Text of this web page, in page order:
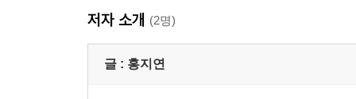
저자 소개 (2명)
글 : 홍지연